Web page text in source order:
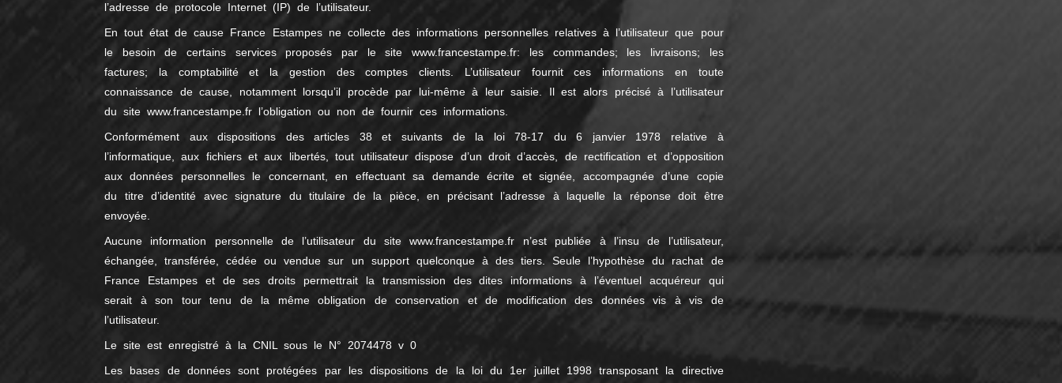
l’adresse de protocole Internet (IP) de l’utilisateur.
En tout état de cause France Estampes ne collecte des informations personnelles relatives à l’utilisateur que pour
le besoin de certains services proposés par le sitewww.francestampe.fr: les commandes; les livraisons; les
factures; la comptabilité et la gestion des comptes clients. L’utilisateur fournit ces informations en toute
connaissance de cause, notamment lorsqu’il procède par lui-même à leur saisie. Il est alors précisé à l’utilisateur
du site www.francestampe.fr l’obligation ou non de fournir ces informations.
Conformément aux dispositions des articles 38 et suivants de la loi 78-17 du 6 janvier 1978 relative à
l’informatique, aux fichiers et aux libertés, tout utilisateur dispose d’un droit d’accès, de rectification et d’opposition
aux données personnelles le concernant, en effectuant sa demande écrite et signée, accompagnée d’une copie
du titre d’identité avec signature du titulaire de la pièce, en précisant l’adresse à laquelle la réponse doit être
envoyée.
Aucune information personnelle de l’utilisateur du site www.francestampe.fr n’est publiée à l’insu de l’utilisateur,
échangée, transférée, cédée ou vendue sur un support quelconque à des tiers. Seule l’hypothèse du rachat de
France Estampes et de ses droits permettrait la transmission des dites informations à l’éventuel acquéreur qui
serait à son tour tenu de la même obligation de conservation et de modification des données vis à vis de
l’utilisateur.
Le site est enregistré à la CNIL sous le N° 2074478 v 0
Les bases de données sont protégées par les dispositions de la loi du 1er juillet 1998 transposant la directive